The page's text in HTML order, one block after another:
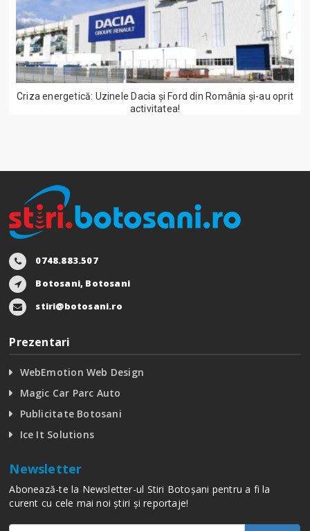
Criza energetică: Uzinele Dacia și Ford din România și-au oprit
activitatea!
0748.883.507
Botosani, Botosani
stiri@botosani.ro
Prezentari
WebEmotion Web Design
Magic Car Parc Auto
Publicitate Botosani
Ice It Solutions
Newsletter
Abonează-te la Newsletter-ul Stiri Botoșani pentru a fi la
curent cu cele mai noi știri și reportaje!